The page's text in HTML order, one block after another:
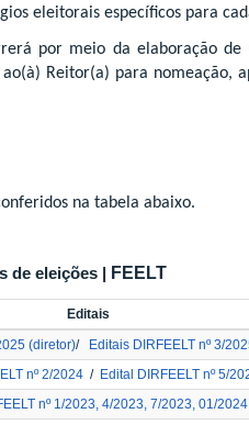
eleitorais específicos para
por meio da elaboração
ao(à) Reitor(a) para nomeação,
na tabela abaixo.
de eleições | FEELT
Editais
(diretor)/
Editais DIRFEELT nº 3/
nº 2/2024 / Edital DIRFEELT nº 5/
nº 1/2023, 4/2023, 7/2023, 01/2024